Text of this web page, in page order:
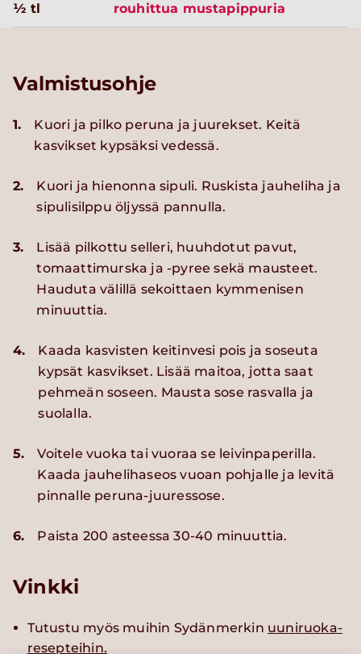
½ tl rouhittua mustapippuria
Valmistusohje
1.
Kuori ja pilko peruna ja juurekset. Keitä
kasvikset kypsäksi vedessä.
2.
Kuori ja hienonna sipuli. Ruskista jauheliha ja
sipulisilppu öljyssä pannulla.
3.
Lisää pilkottu selleri, huuhdotut pavut,
tomaattimurska ja -pyree sekä mausteet.
Hauduta välillä sekoittaen kymmenisen
minuuttia.
4.
Kaada kasvisten keitinvesi pois ja soseuta
kypsät kasvikset. Lisää maitoa, jotta saat
pehmeän soseen. Mausta sose rasvalla ja
suolalla.
5.
Voitele vuoka tai vuoraa se leivinpaperilla.
Kaada jauhelihaseos vuoan pohjalle ja levitä
pinnalle peruna-juuressose.
6. Paista 200 asteessa 30-40 minuuttia.
Vinkki
Tutustu myös muihin Sydänmerkin uuniruoka-
resepteihin.